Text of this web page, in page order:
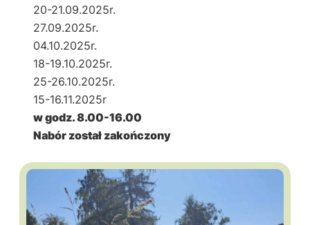
20-21.09.2025r.
27.09.2025r.
04.10.2025r.
18-19.10.2025r.
25-26.10.2025r.
15-16.11.2025r
w godz. 8.00-16.00
Nabór został zakończony